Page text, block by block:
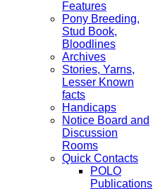
Features
Pony Breeding,
Stud Book,
Bloodlines
Archives
Stories, Yarns,
Lesser Known
facts
Handicaps
Notice Board and
Discussion
Rooms
Quick Contacts
POLO
Publications